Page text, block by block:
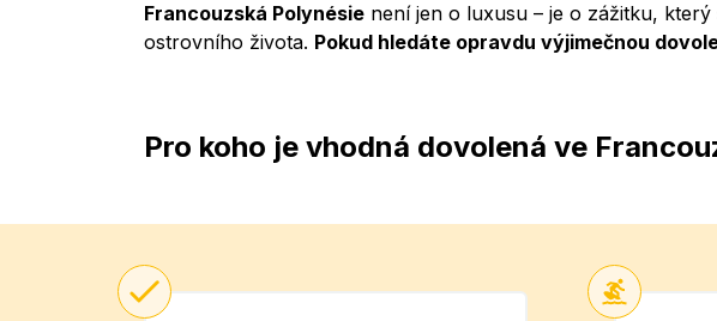
Francouzská Polynésie není jen o luxusu – je o zážitku,
ostrovního života. Pokud hledáte opravdu výjimečnou
Pro koho je vhodná dovolená ve